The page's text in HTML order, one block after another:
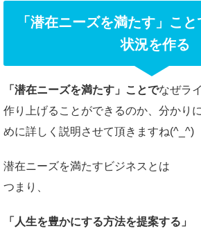
「潜在ニーズを満たす」こ
状況を作る
「潜在ニーズを満たす」ことでなぜラ
作り上げることができるのか、分かり
めに詳しく説明させて頂きますね(^_^)
潜在ニーズを満たすビジネスとは
つまり、
「人生を豊かにする方法を提案する」